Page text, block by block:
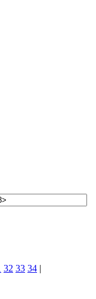
32 33 34 |